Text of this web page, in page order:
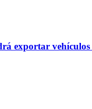
exportar vehículos